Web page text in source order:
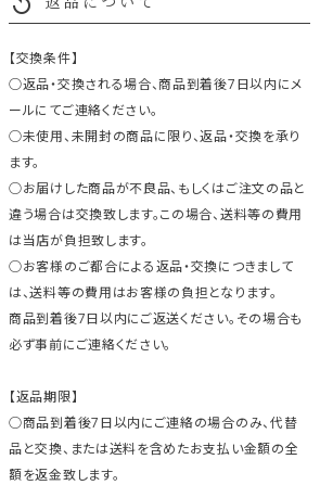
【交換条件】
○返品・交換される場合、商品到着後7日以内にメ
ールにてご連絡ください。
○未使用、未開封の商品に限り、返品・交換を承り
ます。
○お届けした商品が不良品、もしくはご注文の品と
違う場合は交換致します。この場合、送料等の費用
は当店が負担致します。
○お客様のご都合による返品・交換につきまして
は、送料等の費用はお客様の負担となります。
商品到着後7日以内にご返送ください。その場合も
必ず事前にご連絡ください。
【返品期限】
○商品到着後7日以内にご連絡の場合のみ、代替
品と交換、または送料を含めたお支払い金額の全
額を返金致します。